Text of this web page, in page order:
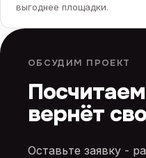
выгоднее площадки.
ОБСУДИМ ПРОЕКТ
вернёт
Оставьте заявку -